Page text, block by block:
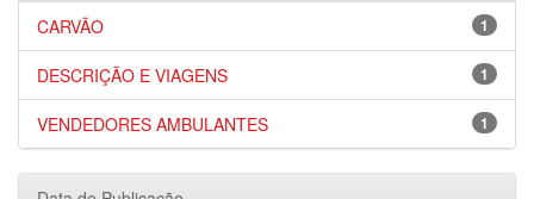
1
CARVÃO
1
DESCRIÇÃO E VIAGENS
1
VENDEDORES AMBULANTES